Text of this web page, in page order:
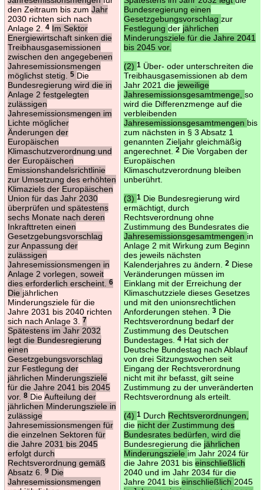
den Zeitraum bis zum Jahr
2030 richten sich nach
Anlage 2.
4 Im Sektor
Energiewirtschaft sinken die
Treibhausgasemissionen
zwischen den angegebenen
Jahresemissionsmengen
möglichst stetig.
5 Die
Bundesregierung wird die in
Anlage 2 festgelegten
zulässigen
Jahresemissionsmengen im
Lichte möglicher
Änderungen der
Europäischen
Klimaschutzverordnung und
der Europäischen
Emissionshandelsrichtlinie
zur Umsetzung des erhöhten
Klimaziels der Europäischen
Union für das Jahr 2030
überprüfen und spätestens
sechs Monate nach deren
Inkrafttreten einen
Gesetzgebungsvorschlag
zur Anpassung der
zulässigen
Jahresemissionsmengen in
Anlage 2 vorlegen, soweit
dies erforderlich erscheint.
6
Die jährlichen
Minderungsziele für die
Jahre 2031 bis 2040 richten
sich nach Anlage 3.
7
Spätestens im Jahr 2032
legt die Bundesregierung
einen
Gesetzgebungsvorschlag
zur Festlegung der
jährlichen Minderungsziele
für die Jahre 2041 bis 2045
vor. 8 DieAufteilung der
jährlichen Minderungsziele in
zulässige
Jahresemissionsmengen für
die einzelnen Sektoren für
die Jahre 2031 bis 2045
erfolgt durch
Rechtsverordnung gemäß
Absatz 6.
9Die
Jahresemissionsmengen
Bundesregierung einen
Gesetzgebungsvorschlag zur
Festlegung der jährlichen
Minderungsziele für die Jahre 2041
bis 2045 vor.
(2) 1Über- oder unterschreiten die
Treibhausgasemissionen ab dem
Jahr 2021 die jeweilige
Jahresemissionsgesamtmenge, so
wird die Differenzmenge auf die
verbleibenden
Jahresemissionsgesamtmengen bis
zum nächsten in § 3 Absatz 1
genannten Zieljahr gleichmäßig
angerechnet.
2Die Vorgaben der
Europäischen
Klimaschutzverordnung bleiben
unberührt.
(3) 1Die Bundesregierung wird
ermächtigt, durch
Rechtsverordnung ohne
Zustimmung des Bundesrates die
Jahresemissionsgesamtmengen in
Anlage 2 mit Wirkung zum Beginn
des jeweils nächsten
Kalenderjahres zu ändern.
2Diese
Veränderungen müssen im
Einklang mit der Erreichung der
Klimaschutzziele dieses Gesetzes
und mit den unionsrechtlichen
Anforderungen stehen.
3Die
Rechtsverordnung bedarf der
Zustimmung des Deutschen
Bundestages.
4Hat sich der
Deutsche Bundestag nach Ablauf
von drei Sitzungswochen seit
Eingang der Rechtsverordnung
nicht mit ihr befasst, gilt seine
Zustimmung zu der unveränderten
Rechtsverordnung als erteilt.
(4) 1Durch Rechtsverordnungen,
die nicht der Zustimmung des
Bundesrates bedürfen, wird die
Bundesregierung die jährlichen
Minderungsziele im Jahr 2024 für
die Jahre 2031 bis einschließlich
2040 und im Jahr 2034 für die
Jahre 2041 bis einschließlich 2045